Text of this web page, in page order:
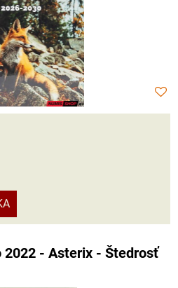
2022 - Asterix - Štedrosť